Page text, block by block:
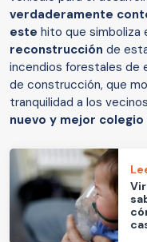
verdaderamente
este hito que simboliza
reconstrucción de
incendios forestales de
de construcción, que
tranquilidad a los
nuevo y mejor colegio